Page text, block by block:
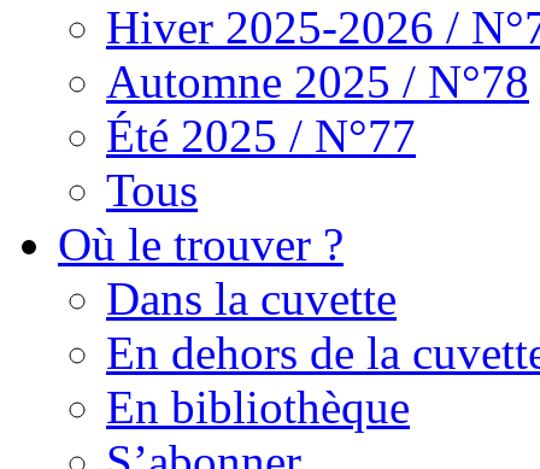
Hiver 2025-2026 /
Automne 2025 / N°78
Été 2025 / N°77
Tous
Où le trouver ?
Dans la cuvette
En dehors de la
En bibliothèque